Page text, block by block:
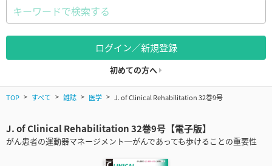
ログイン／新規登録
初めての方へ
TOP すべて 雑誌 医学 J. of Clinical Rehabilitation 32巻9号
J. of Clinical Rehabilitation 32巻9号【電子版】
がん患者の運動器マネージメント─がんであっても歩けることの重要性